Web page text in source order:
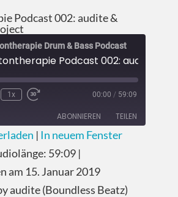
Podcast 002: audite &
Drum & Bass Podcast
1x 00:00 / 59:09
ABONNIEREN TEILEN
| In neuem Fenster
59:09|
am 15. Januar 2019
audite (Boundless Beatz)